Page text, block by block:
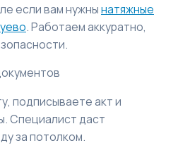
если вам нужнынатяжные
. Работаем аккуратно,
подписываете акт и
Специалист даст
за потолком.